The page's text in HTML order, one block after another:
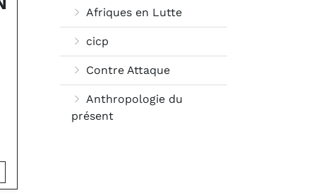
Afriques en Lutte
cicp
Contre Attaque
Anthropologie du
présent